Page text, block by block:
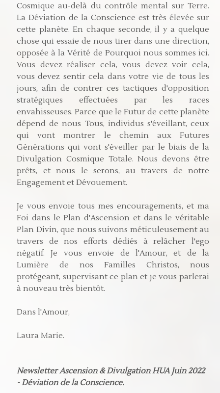
Cosmique au-delà du contrôle mental sur Terre.
La Déviation de la Conscience est très élevée sur
cette planète. En chaque seconde, il y a quelque
chose qui essaie de nous tirer dans une direction,
opposée à la Vérité de Pourquoi nous sommes ici.
Vous devez réaliser cela, vous devez voir cela,
vous devez sentir cela dans votre vie de tous les
jours, afin de contrer ces tactiques d'opposition
stratégiques effectuées par les races
envahisseuses. Parce que le Futur de cette planète
dépend de nous Tous, individus s'éveillant, ceux
qui vont montrer le chemin aux Futures
Générations qui vont s'éveiller par le biais de la
Divulgation Cosmique Totale. Nous devons être
prêts, et nous le serons, au travers de notre
Engagement et Dévouement.
Je vous envoie tous mes encouragements, et ma
Foi dans le Plan d'Ascension et dans le véritable
Plan Divin, que nous suivons méticuleusement au
travers de nos efforts dédiés à relâcher l'ego
négatif. Je vous envoie de l'Amour, et de la
Lumière de nos Familles Christos, nous
protégeant, supervisant ce plan et je vous parlerai
à nouveau très bientôt.
Dans l'Amour,
Laura Marie.
Newsletter Ascension & Divulgation HUA Juin 2022
- Déviation de la Conscience.